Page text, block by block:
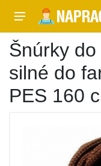
Šnúrky
silné do
PES 160